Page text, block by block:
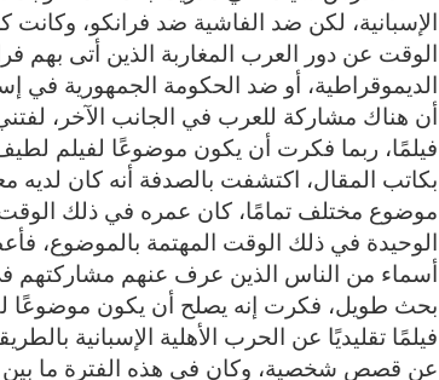
الإسبانية، لكن ضد الفاشية ضد فرانكو،
الوقت عن دور العرب المغاربة الذين أتى بهم
الديموقراطية، أو ضد الحكومة الجمهورية في
أن هناك مشاركة للعرب في الجانب الآخر،
فيلمًا، ربما فكرت أن يكون موضوعًا لفيلم
بكاتب المقال، اكتشفت بالصدفة أنه كان
موضوع مختلف تمامًا، كان عمره في ذلك الوقت
الوحيدة في ذلك الوقت المهتمة بالموضوع،
أسماء من الناس الذين عرف عنهم مشاركتهم
بحث طويل، فكرت إنه يصلح أن يكون موضوعًا
فيلمًا تقليديًا عن الحرب الأهلية الإسبانية